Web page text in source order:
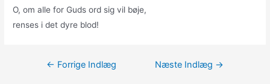
O, om alle for Guds ord sig vil bøje,
renses i det dyre blod!
Indlægsnavigation
← Forrige Indlæg Næste Indlæg →